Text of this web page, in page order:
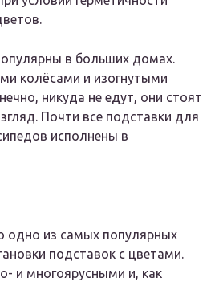
в больших домах.
колёсами и изогнутыми
никуда не едут, они стоят
Почти все подставки для
исполнены в
одно из самых популярных
подставок с цветами.
и многоярусными и, как